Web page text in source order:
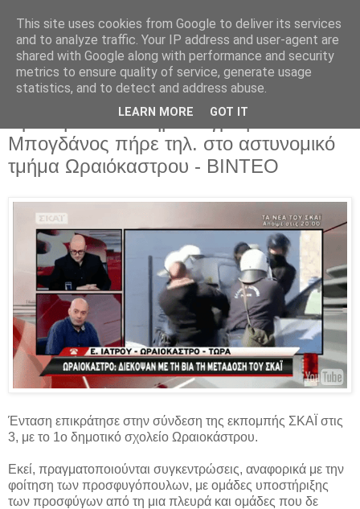
Parakato.gr
Χαμός στον αέρα του ΣΚΑΪ:
Προπηλάκισαν δημοσιογράφο – Ο
Μπογδάνος πήρε τηλ. στο αστυνομικό
τμήμα Ωραιόκαστρου - ΒΙΝΤΕΟ
Ένταση επικράτησε στην σύνδεση της εκπομπής ΣΚΑΪ στις
3, με το 1ο δημοτικό σχολείο Ωραιoκάστρου.
Eκεί, πραγματοποιούνται συγκεντρώσεις, αναφορικά με την
φοίτηση των προσφυγόπουλων, με ομάδες υποστήριξης
των προσφύγων από τη μια πλευρά και ομάδες που δε
This site uses cookies from Google to deliver its services
and to analyze traffic. Your IP address and user-agent are
shared with Google along with performance and security
metrics to ensure quality of service, generate usage
statistics, and to detect and address abuse.
LEARN MORE GOT IT